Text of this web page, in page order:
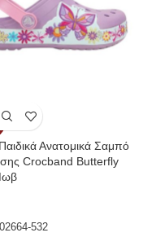
Ανατομικά Σαμπό
Crocband Butterfly
532